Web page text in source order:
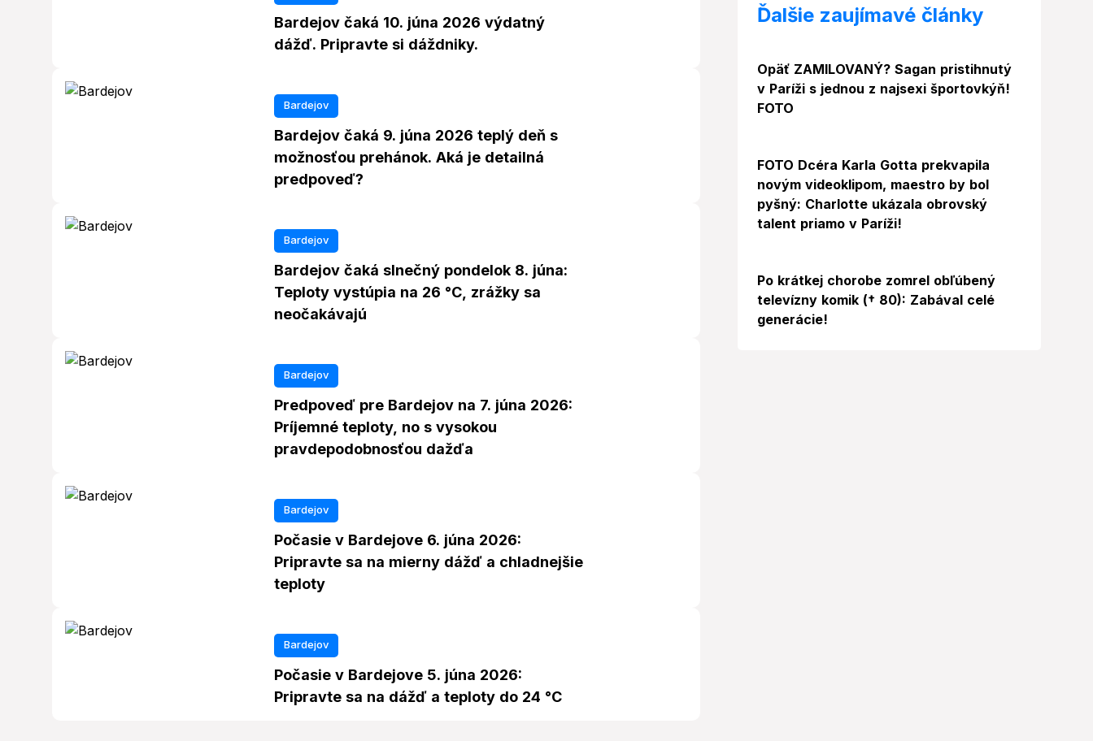
Bardejov čaká 10. júna 2026 výdatný
dážď. Pripravte si dáždniky.
Bardejov
Bardejov čaká 9. júna 2026 teplý deň s
možnosťou prehánok. Aká je detailná
predpoveď?
Bardejov
Bardejov čaká slnečný pondelok 8. júna:
Teploty vystúpia na 26 °C, zrážky sa
neočakávajú
Bardejov
Predpoveď pre Bardejov na 7. júna 2026:
Príjemné teploty, no s vysokou
pravdepodobnosťou dažďa
Bardejov
Počasie v Bardejove 6. júna 2026:
Pripravte sa na mierny dážď a chladnejšie
teploty
Bardejov
Počasie v Bardejove 5. júna 2026:
Pripravte sa na dážď a teploty do 24 °C
Ďalšie zaujímavé články
Foto
Opäť ZAMILOVANÝ? Sagan pristihnutý
v Paríži s jednou z najsexi športovkýň!
FOTO
FOTO Dcéra Karla Gotta prekvapila
novým videoklipom, maestro by bol
pyšný: Charlotte ukázala obrovský
talent priamo v Paríži!
Po krátkej chorobe zomrel obľúbený
televízny komik († 80): Zabával celé
generácie!